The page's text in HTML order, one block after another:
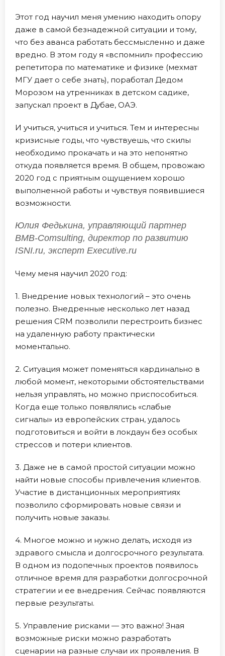
Этот год научил меня умению находить опору
даже в самой безнадежной ситуации и тому,
что без аванса работать бессмысленно и даже
вредно. В этом году я «вспомнил» профессию
репетитора по математике и физике (мехмат
МГУ дает о себе знать), поработал Дедом
Морозом на утренниках в детском садике,
запускал проект в Дубае, ОАЭ.
И учиться, учиться и учиться. Тем и интересны
кризисные годы, что чувствуешь, что скилы
необходимо прокачать и на это непонятно
откуда появляется время. В общем, провожаю
2020 год с приятным ощущением хорошо
выполненной работы и чувствуя появившиеся
возможности.
Юлия Федькина, управляющий партнер
BMB-Comsulting, директор по развитию
ISNI.ru, эксперт Executive.ru
Чему меня научил 2020 год:
1. Внедрение новых технологий – это очень
полезно. Внедренные несколько лет назад
решения CRM позволили перестроить бизнес
на удаленную работу практически
моментально.
2. Ситуация может поменяться кардинально в
любой момент, некоторыми обстоятельствами
нельзя управлять, но можно приспособиться.
Когда еще только появлялись «слабые
сигналы» из европейских стран, удалось
подготовиться и войти в локдаун без особых
стрессов и потери клиентов.
3. Даже не в самой простой ситуации можно
найти новые способы привлечения клиентов.
Участие в дистанционных мероприятиях
позволило сформировать новые связи и
получить новые заказы.
4. Многое можно и нужно делать, исходя из
здравого смысла и долгосрочного результата.
В одном из подопечных проектов появилось
отличное время для разработки долгосрочной
стратегии и ее внедрения. Сейчас появляются
первые результаты.
5. Управление рисками — это важно! Зная
возможные риски можно разработать
сценарии на разные случаи их проявления. В